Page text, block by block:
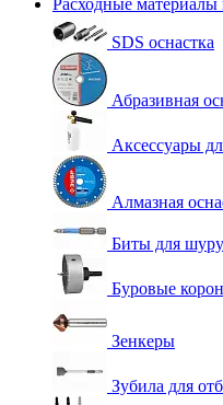
Расходные материалы
SDS оснастка
Абразивная
Аксессуары
Алмазная
Биты для
Буровые
Зенкеры
Зубила для